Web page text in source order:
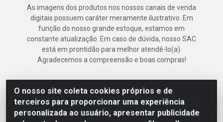
O nosso site coleta cookies próprios e de
terceiros para proporcionar uma experiência
personalizada ao usuário, apresentar publicidade
As imagens dos produtos nos nossos canais de venda
digitais possuem caráter meramente ilustrativo. Em
função do nosso grande estoque, estamos em
constante atualização. Em caso de dúvida, nosso SAC
está em prontidão para melhor atendê-lo(a).
Agradecemos a compreensão e boas compras!
Deskontão Atacado - Av. Marechal Mascarenhas de Morais, 2471 -
Imbiribeira - Recife/PE - CEP 51.150-001 - CNPJ 24.150.377/0003-
57